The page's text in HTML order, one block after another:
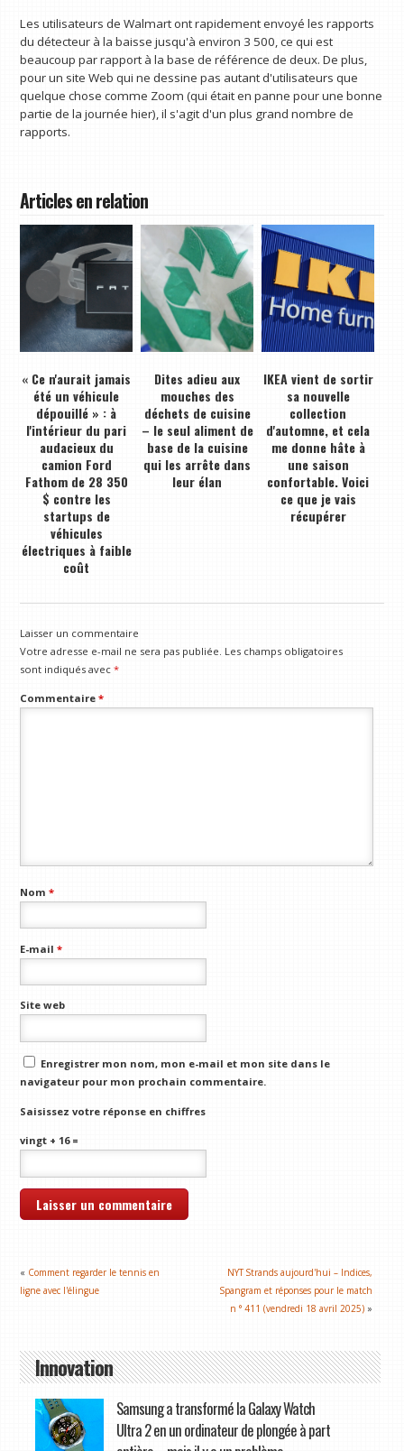
Les utilisateurs de Walmart ont rapidement envoyé les rapports
du détecteur à la baisse jusqu'à environ 3 500, ce qui est
beaucoup par rapport à la base de référence de deux. De plus,
pour un site Web qui ne dessine pas autant d'utilisateurs que
quelque chose comme Zoom (qui était en panne pour une bonne
partie de la journée hier), il s'agit d'un plus grand nombre de
rapports.
Articles en relation
« Ce n'aurait jamais
été un véhicule
dépouillé » : à
l'intérieur du pari
audacieux du
camion Ford
Fathom de 28 350
$ contre les
startups de
véhicules
électriques à faible
coût
Dites adieu aux
mouches des
déchets de cuisine
– le seul aliment de
base de la cuisine
qui les arrête dans
leur élan
IKEA vient de sortir
sa nouvelle
collection
d'automne, et cela
me donne hâte à
une saison
confortable. Voici
ce que je vais
récupérer
Laisser un commentaire
Votre adresse e-mail ne sera pas publiée. Les champs obligatoires
sont indiqués avec*
Commentaire*
Nom*
E-mail*
Site web
Enregistrer mon nom, mon e-mail et mon site dans le
navigateur pour mon prochain commentaire.
Saisissez votre réponse en chiffres
vingt + 16 =
« Comment regarder le tennis en
ligne avec l'élingue
NYT Strands aujourd'hui – Indices,
Spangram et réponses pour le match
n ° 411 (vendredi 18 avril 2025) »
Innovation
Samsung a transformé la Galaxy Watch
Ultra 2 en un ordinateur de plongée à part